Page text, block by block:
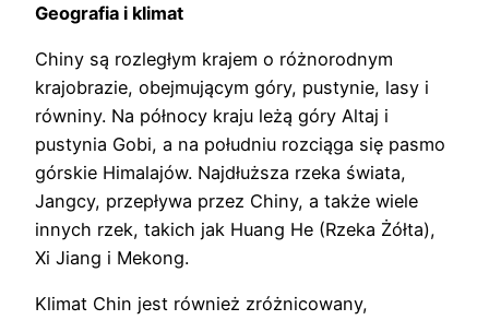
Geografia i klimat
Chiny są rozległym krajem o różnorodnym
krajobrazie, obejmującym góry, pustynie, lasy i
równiny. Na północy kraju leżą góry Altaj i
pustynia Gobi, a na południu rozciąga się pasmo
górskie Himalajów. Najdłuższa rzeka świata,
Jangcy, przepływa przez Chiny, a także wiele
innych rzek, takich jak Huang He (Rzeka Żółta),
Xi Jiang i Mekong.
Klimat Chin jest również zróżnicowany,